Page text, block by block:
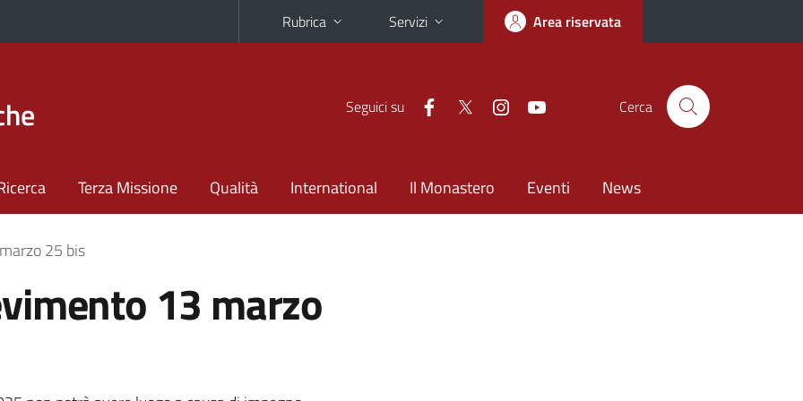
Rubrica Servizi Area riservata
Seguici su Cerca
Terza Missione Qualità International Il Monastero Eventi News
25 bis
13 marzo